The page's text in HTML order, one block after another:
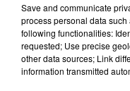
consommés en
c’était 125 litres.
Save and communicate
process personal data
following functionalities:
requested; Use precise
other data sources; Link
information transmitted